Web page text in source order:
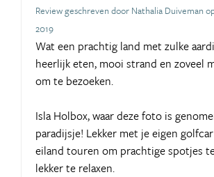
Review geschreven door Nathalia Duiveman
2019
Wat een prachtig land met zulke
heerlijk eten, mooi strand en zoveel
om te bezoeken.
Isla Holbox, waar deze foto is
paradijsje! Lekker met je eigen
eiland touren om prachtige spotjes
lekker te relaxen.